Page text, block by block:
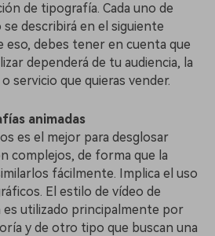
de tipografía. Cada uno de
describirá en el siguiente
eso, debes tener en cuenta que
dependerá de tu audiencia, la
servicio que quieras vender.
animadas
es el mejor para desglosar
complejos, de forma que la
fácilmente. Implica el uso
El estilo de vídeo de
es utilizado principalmente por
y de otro tipo que buscan una